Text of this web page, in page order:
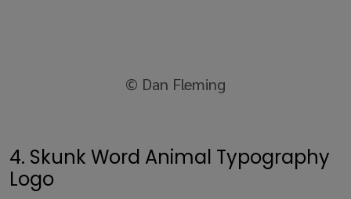
© Dan Fleming
4. Skunk Word Animal Typography
Logo